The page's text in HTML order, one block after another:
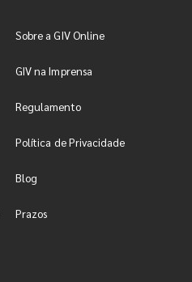
Sobre a GIV Online
GIV na Imprensa
Regulamento
Política de Privacidade
Blog
Prazos